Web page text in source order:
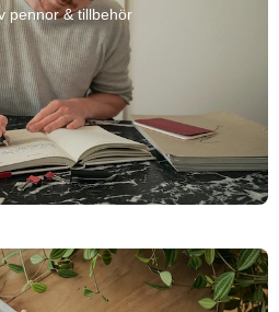
pennor & tillbehör